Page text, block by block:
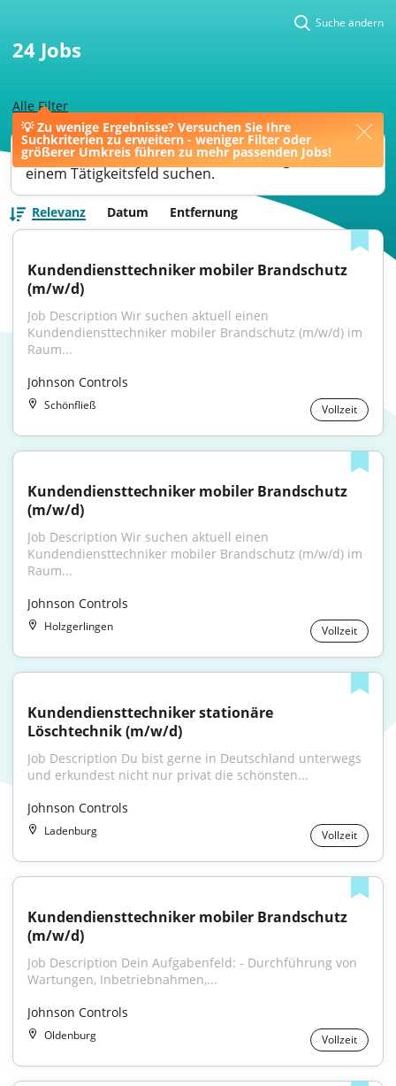
💡 Zu wenige Ergebnisse? Versuchen Sie Ihre
Suchkriterien zu erweitern - weniger Filter oder
größerer Umkreis führen zu mehr passenden Jobs!
Alle Filter
Suche ändern
24 Jobs
Ihre Jobsuche könnte bessere Ergebnisse liefern,
wenn Sie nach einer Berufsbezeichnung oder
einem Tätigkeitsfeld suchen.
Relevanz Datum Entfernung
Kundendiensttechniker mobiler Brandschutz
(m/w/d)
Job Description Wir suchen aktuell einen
Kundendiensttechniker mobiler Brandschutz (m/w/d) im
Raum...
Johnson Controls
Schönfließ Vollzeit
Kundendiensttechniker mobiler Brandschutz
(m/w/d)
Job Description Wir suchen aktuell einen
Kundendiensttechniker mobiler Brandschutz (m/w/d) im
Raum...
Johnson Controls
Holzgerlingen Vollzeit
Kundendiensttechniker stationäre
Löschtechnik (m/w/d)
Job Description Du bist gerne in Deutschland unterwegs
und erkundest nicht nur privat die schönsten...
Johnson Controls
Ladenburg Vollzeit
Kundendiensttechniker mobiler Brandschutz
(m/w/d)
Job Description Dein Aufgabenfeld: - Durchführung von
Wartungen, Inbetriebnahmen,...
Johnson Controls
Oldenburg Vollzeit